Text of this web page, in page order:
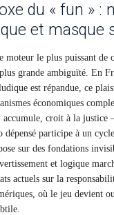
du « fun » :
et masque
moteur le plus puissant de
grande ambiguïté. En
est répandue, ce
économiques
accumule, croit à la
dépensé participe à un
sur des fondations
et logique
actuels sur la
où le jeu devient